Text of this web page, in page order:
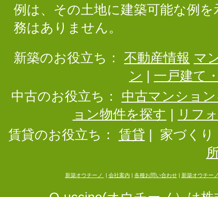
例は、その土地に建築可能な例
務はありません。
新築のお役立ち： 不動産情報 マ
ン
一戸建て
中古のお役立ち：
中古マンショ
ョン物件を探す
リフ
賃貸のお役立ち：
賃貸
家づくり
新築オウチーノ 会社案内 各種お問い合わせ| 新築オウチー